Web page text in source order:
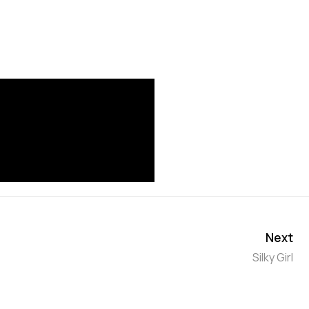
Next
Silky Girl